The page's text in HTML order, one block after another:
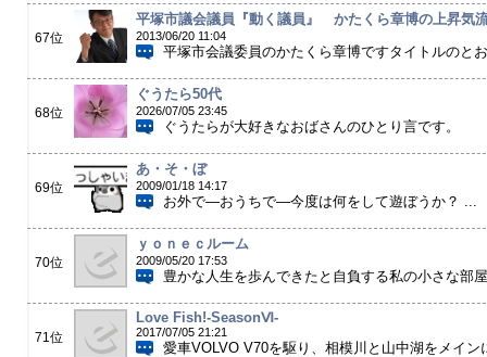
67位
平塚市議会議員『動く議員』 かたくら章博の上昇気
2013/06/20 11:04
平塚市会議委員のかたくら章博ですタイトルのと
68位
ぐうたら50代
2026/07/05 23:45
ぐうたらが大好きなおばさんのひとり言です。
69位
あ・そ・ぼ
2009/01/18 14:17
お外で―おうちで―今度は何をして遊ぼうか？ ...
70位
ｙｏｎｅｃルーム
2009/05/20 17:53
豊かな人生を歩んできたと自負する私の小さな部
71位
Love Fish!-SeasonⅥ-
2017/07/05 21:21
愛車VOLVO V70を駆り、相模川と山中湖をメイ